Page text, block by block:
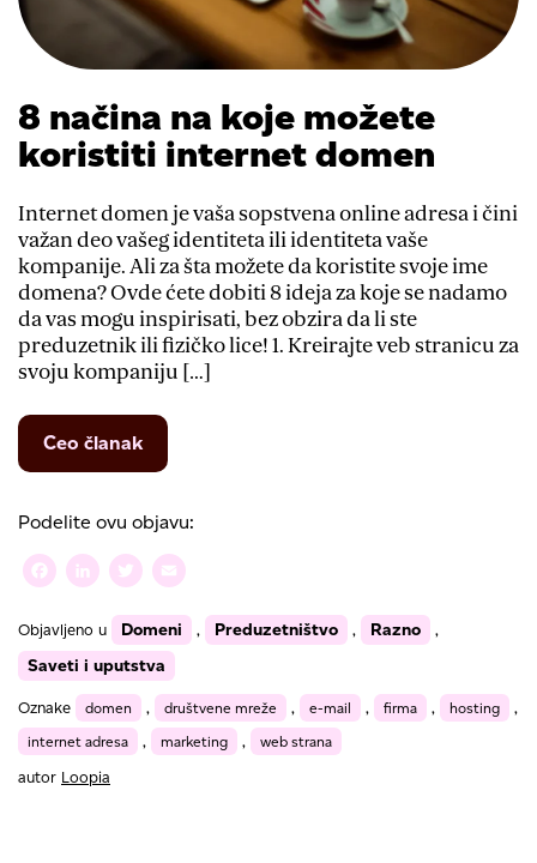
8 načina na koje možete
koristiti internet domen
Internet domen je vaša sopstvena online adresa i čini
važan deo vašeg identiteta ili identiteta vaše
kompanije. Ali za šta možete da koristite svoje ime
domena? Ovde ćete dobiti 8 ideja za koje se nadamo
da vas mogu inspirisati, bez obzira da li ste
preduzetnik ili fizičko lice! 1. Kreirajte veb stranicu za
svoju kompaniju […]
Ceo članakfrom
na
koje
možete
koristiti
domen
Podelite ovu objavu:
Facebook
LinkedIn
Twitter
Objavljeno u Domeni , Preduzetništvo , Razno ,
Saveti i uputstva
Oznake domen , društvene mreže , e-mail , firma , hosting
,
internet adresa
, marketing ,
web strana
autor Loopia